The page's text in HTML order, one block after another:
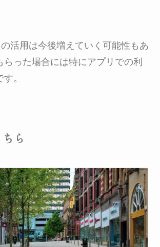
活用は今後増えていく可能性もあ
らった場合には特にアプリでの利
。
ら